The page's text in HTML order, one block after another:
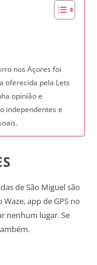
nos Açores foi
oferecida pela Lets
opinião e
independentes e
de São Miguel são
app de GPS no
nenhum lugar. Se